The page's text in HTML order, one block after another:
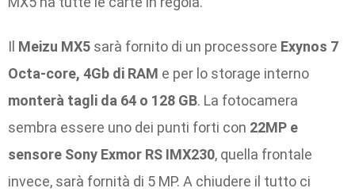
Il Meizu MX5 sarà fornito di un processore Exynos 7
Octa-core, 4Gb di RAM e per lo storage interno
monterà tagli da 64 o 128 GB. La fotocamera
sembra essere uno dei punti forti con 22MP e
sensore Sony Exmor RS IMX230, quella frontale
invece, sarà fornità di 5 MP. A chiudere il tutto ci